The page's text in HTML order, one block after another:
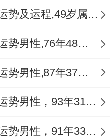
虑吸收祖辈得睿智同
惕能量过载。
有助能量循环。
1975年属兔女2024年运势及运程,49岁属兔人2024全年每月运势女性如何
1976年属龙人2024年运势男性,76年48岁属龙男2024年每月运程怎么样
1987年属兔人2024年运势男性,87年37岁属兔男2024年每月运程怎么样
1993年属鸡人2024年运势男性，93年31岁属鸡男2024年每月运程怎么样
1991年属羊人2024年运势男性，91年33岁属羊男2024年每月运程怎么样